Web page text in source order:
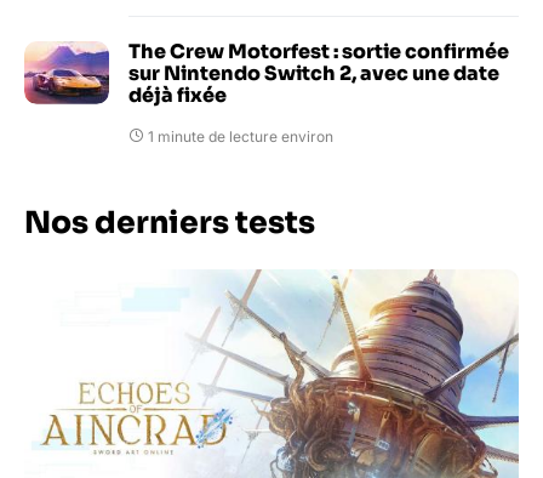
The Crew Motorfest : sortie confirmée
sur Nintendo Switch 2, avec une date
déjà fixée
1 minute de lecture environ
Nos derniers tests